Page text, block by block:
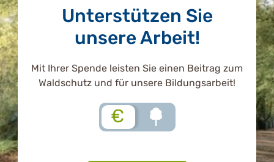
Unterstützen Sie
unsere Arbeit!
Mit Ihrer Spende leisten Sie einen Beitrag zum
Waldschutz und für unsere Bildungsarbeit!
€